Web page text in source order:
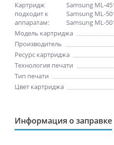
Картридж
подходит к
аппаратам:
Samsung ML-
Samsung ML-
Samsung ML-
Модель картриджа
Производитель
Ресурс картриджа
Технология печати
Тип печати
Цвет картриджа
Информация о заправке